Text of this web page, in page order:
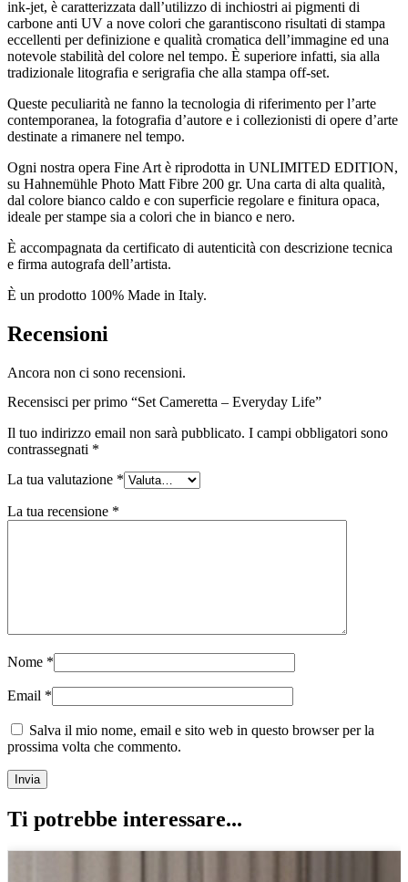
ink-jet, è caratterizzata dall’utilizzo di inchiostri ai pigmenti di
carbone anti UV a nove colori che garantiscono risultati di stampa
eccellenti per definizione e qualità cromatica dell’immagine ed una
notevole stabilità del colore nel tempo. È superiore infatti, sia alla
tradizionale litografia e serigrafia che alla stampa off-set.
Queste peculiarità ne fanno la tecnologia di riferimento per l’arte
contemporanea, la fotografia d’autore e i collezionisti di opere d’arte
destinate a rimanere nel tempo.
Ogni nostra opera Fine Art è riprodotta in UNLIMITED EDITION,
su Hahnemühle Photo Matt Fibre 200 gr. Una carta di alta qualità,
dal colore bianco caldo e con superficie regolare e finitura opaca,
ideale per stampe sia a colori che in bianco e nero.
È accompagnata da certificato di autenticità con descrizione tecnica
e firma autografa dell’artista.
È un prodotto 100% Made in Italy.
Recensioni
Ancora non ci sono recensioni.
Recensisci per primo “Set Cameretta – Everyday Life”
Il tuo indirizzo email non sarà pubblicato. I campi obbligatori sono
contrassegnati *
La tua valutazione *
La tua recensione *
Nome *
Email *
Salva il mio nome, email e sito web in questo browser per la
prossima volta che commento.
Ti potrebbe interessare...